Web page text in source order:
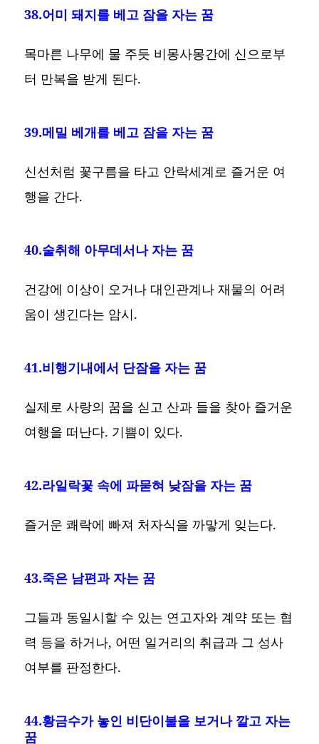
38.어미 돼지를 베고 잠을 자는 꿈
목마른 나무에 물 주듯 비몽사몽간에 신으로부
터 만복을 받게 된다.
39.메밀 베개를 베고 잠을 자는 꿈
신선처럼 꽃구름을 타고 안락세계로 즐거운 여
행을 간다.
40.술취해 아무데서나 자는 꿈
건강에 이상이 오거나 대인관계나 재물의 어려
움이 생긴다는 암시.
41.비행기내에서 단잠을 자는 꿈
실제로 사랑의 꿈을 싣고 산과 들을 찾아 즐거운
여행을 떠난다. 기쁨이 있다.
42.라일락꽃 속에 파묻혀 낮잠을 자는 꿈
즐거운 쾌락에 빠져 처자식을 까맣게 잊는다.
43.죽은 남편과 자는 꿈
그들과 동일시할 수 있는 연고자와 계약 또는 협
력 등을 하거나, 어떤 일거리의 취급과 그 성사
여부를 판정한다.
44.황금수가 놓인 비단이불을 보거나 깔고 자는
꿈